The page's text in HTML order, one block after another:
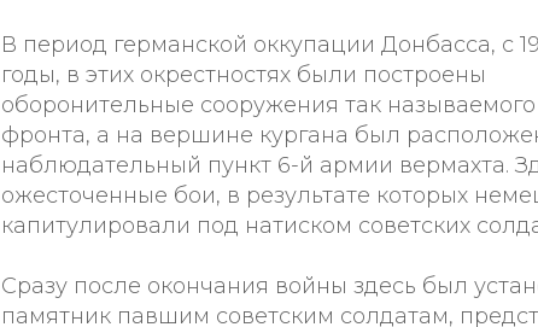
В период германской оккупации Донбасса, с
годы, в этих окрестностях были построены
оборонительные сооружения так
фронта, а на вершине кургана был
наблюдательный пункт 6-й армии вермахта.
ожесточенные бои, в результате которых
капитулировали под натиском советских
Сразу после окончания войны здесь был
памятник павшим советским солдатам,